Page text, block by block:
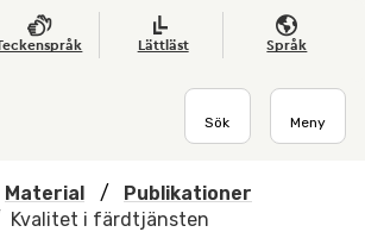
Lättläst Språk
Sök Meny
Material /
Publikationer
Kvalitet i färdtjänsten